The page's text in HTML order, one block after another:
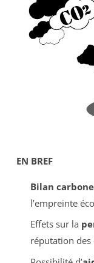
EN BREF
Bilan carbone
l’empreinte
Effets sur la
réputation des